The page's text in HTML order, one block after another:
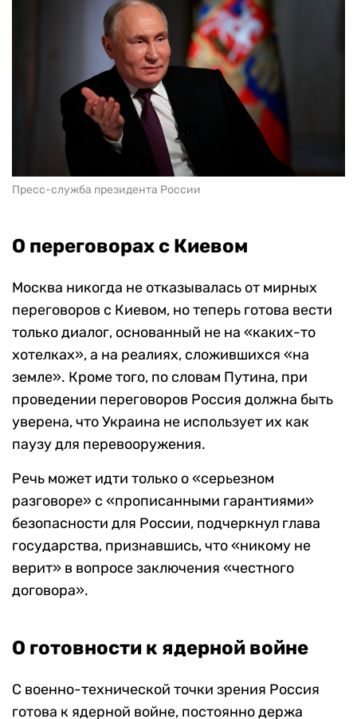
Пресс-служба президента России
О переговорах с Киевом
Москва никогда не отказывалась от мирных
переговоров с Киевом, но теперь готова вести
только диалог, основанный не на «каких-то
хотелках», а на реалиях, сложившихся «на
земле». Кроме того, по словам Путина, при
проведении переговоров Россия должна быть
уверена, что Украина не использует их как
паузу для перевооружения.
Речь может идти только о «серьезном
разговоре» с «прописанными гарантиями»
безопасности для России, подчеркнул глава
государства, признавшись, что «никому не
верит» в вопросе заключения «честного
договора».
О готовности к ядерной войне
С военно-технической точки зрения Россия
готова к ядерной войне, постоянно держа